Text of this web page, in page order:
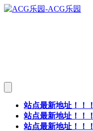
站点最新地址！！！
站点最新地址！！！
站点最新地址！！！